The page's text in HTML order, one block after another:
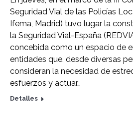
Seguridad Vial de las Policías
Ifema, Madrid) tuvo lugar la
la Seguridad Vial-España
concebida como un espacio de
entidades que, desde diversas
consideran la necesidad de
esfuerzos y actuar…
Detalles